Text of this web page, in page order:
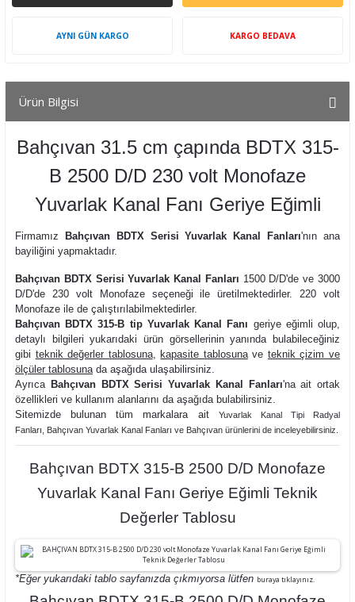
AYNI GÜN KARGO KARGO BEDAVA
Ürün Bilgisi
Bahçıvan 31.5 cm çapında BDTX 315-
B 2500 D/D 230 volt Monofaze
Yuvarlak Kanal Fanı Geriye Eğimli
Firmamız Bahçıvan BDTX Serisi Yuvarlak Kanal Fanları'nın ana
bayiliğini yapmaktadır.
Bahçıvan BDTX Serisi Yuvarlak Kanal Fanları 1500 D/D'de ve 3000
D/D'de 230 volt Monofaze seçeneği ile üretilmektedirler. 220 volt
Monofaze ile de çalıştırılabilmektedirler.
Bahçıvan BDTX 315-B tip Yuvarlak Kanal Fanı geriye eğimli olup,
detaylı bilgileri yukarıdaki ürün görsellerinin yanında bulabileceğiniz
gibi teknik değerler tablosuna, kapasite tablosunave teknik çizim ve
ölçüler tablosunada aşağıda ulaşabilirsiniz.
Ayrıca Bahçıvan BDTX Serisi Yuvarlak Kanal Fanları'na ait ortak
özellikleri ve kullanım alanlarını da aşağıda bulabilirsiniz.
Sitemizde bulunan tüm markalara ait
Yuvarlak Kanal Tipi Radyal
Fanları, Bahçıvan Yuvarlak Kanal Fanları ve Bahçıvan ürünlerini de inceleyebilirsiniz.
Bahçıvan BDTX 315-B 2500 D/D Monofaze
Yuvarlak Kanal Fanı Geriye Eğimli Teknik
Değerler Tablosu
*Eğer yukarıdaki tablo sayfanızda çıkmıyorsa lütfen buraya tıklayınız.